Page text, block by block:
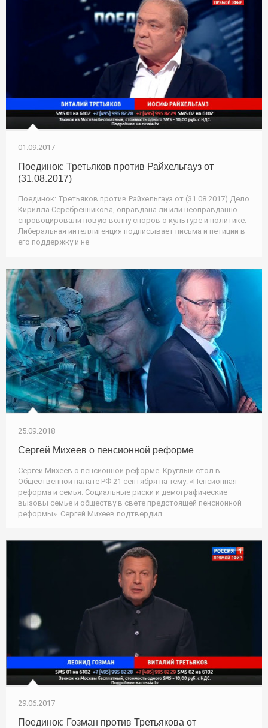
01.09.2017
Поединок: Третьяков против Райхельгауз от
(31.08.2017)
Поединок: Третьяков против Райхельгауз от (31.08.2017) Дело
Кирилла Серебренникова, оправдана ли или неоправданно
спровоцировали новую волну споров о культуре и политике.
Либеральная интеллигенция подписывает письма и петиции в
его поддержку и не
25.09.2018
Сергей Михеев о пенсионной реформе
Сергей Михеев о пенсионной реформе. Круглый стол в
Общественной палате РФ 21 сентября на тему: «Пенсионная
реформа и семья. Социальные риски и демографические
вызовы семье и обществу в свете предстоящей пенсионной
реформы». Сергей Михеев подтвердил
29.06.2017
Поединок: Гозман против Третьякова от